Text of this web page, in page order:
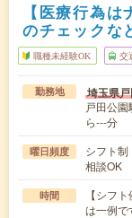
【医療行為
のチェックな
職種未経験OK 交
勤務地 埼玉県
戸田公
ら---分
曜日頻度
シフト
相談OK
時間
【シフ
は一例